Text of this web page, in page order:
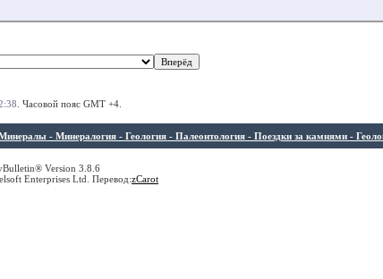
. Часовой пояс GMT +4.
- Минералогия - Геология - Палеонтология - Поездки за камнями -
Version 3.8.6
Enterprises Ltd. Перевод:zCarot